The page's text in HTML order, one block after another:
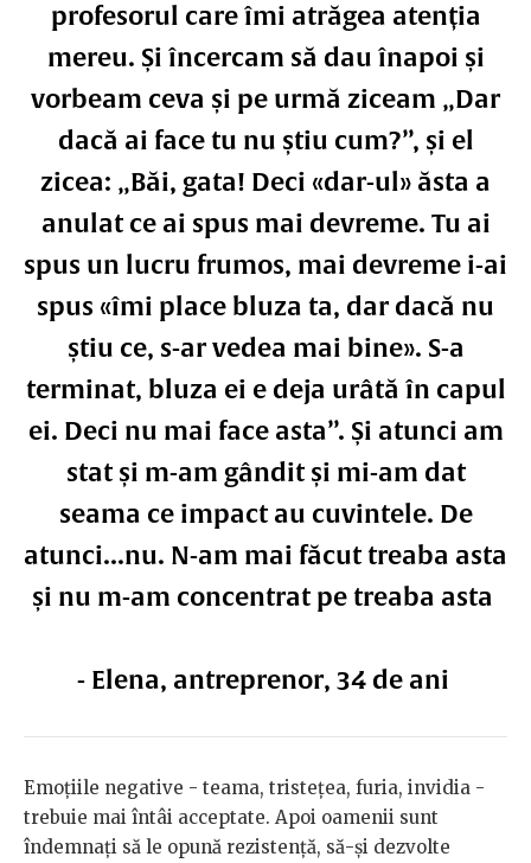
profesorul care îmi atrăgea atenția
mereu. Și încercam să dau înapoi și
vorbeam ceva și pe urmă ziceam „Dar
dacă ai face tu nu știu cum?”, și el
zicea: „Băi, gata! Deci «dar-ul» ăsta a
anulat ce ai spus mai devreme. Tu ai
spus un lucru frumos, mai devreme i-ai
spus «îmi place bluza ta, dar dacă nu
știu ce, s-ar vedea mai bine». S-a
terminat, bluza ei e deja urâtă în capul
ei. Deci nu mai face asta”. Și atunci am
stat și m-am gândit și mi-am dat
seama ce impact au cuvintele. De
atunci...nu. N-am mai făcut treaba asta
și nu m-am concentrat pe treaba asta
- Elena, antreprenor, 34 de ani
Emoțiile negative - teama, tristețea, furia, invidia -
trebuie mai întâi acceptate. Apoi oamenii sunt
îndemnați să le opună rezistență, să-și dezvolte